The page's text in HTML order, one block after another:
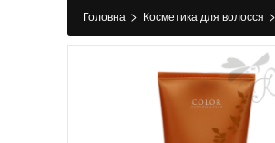
Головна > Косметика для волосся >
волоссям>Маска для волосся>
маска Bassu Moisture Surface 177 мл